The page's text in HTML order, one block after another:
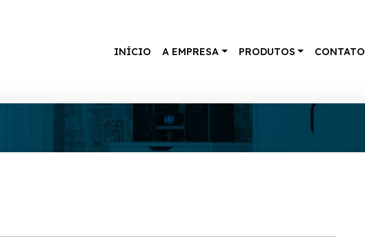
INÍCIO A EMPRESA PRODUTOS CONTATO